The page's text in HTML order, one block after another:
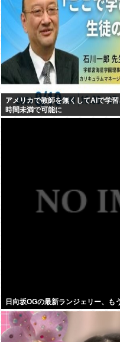
アメリカで教師を無くしてAIで学
時間未満で可能に
日向坂OGの最新ランジェリー、も